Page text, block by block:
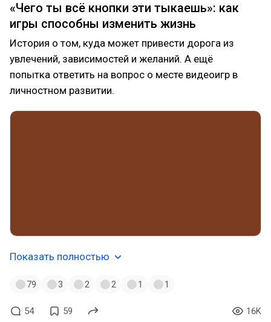
«Чего ты всё кнопки эти тыкаешь»: как
игры способны изменить жизнь
История о том, куда может привести дорога из
увлечений, зависимостей и желаний. А ещё
попытка ответить на вопрос о месте видеоигр в
личностном развитии.
Показать полностью
79 3 2 2 1 1
54 59 16K